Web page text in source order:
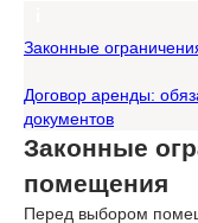
Законные
Договор аренды:
документов
Законные
помещения
Перед выбором